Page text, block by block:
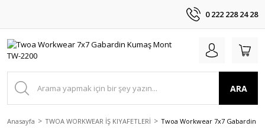
0 222 228 24 28
ARA
Anasayfa TWOA WORKWEAR İŞ KIYAFETLERİ Twoa Workwear 7x7 Gabardin